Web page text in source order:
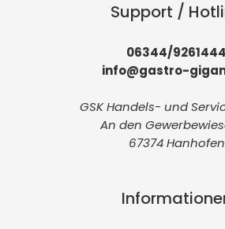
Support /
06344/9261444
info@gastro-
GSK Handels- und
An den
67374 Hanhofen